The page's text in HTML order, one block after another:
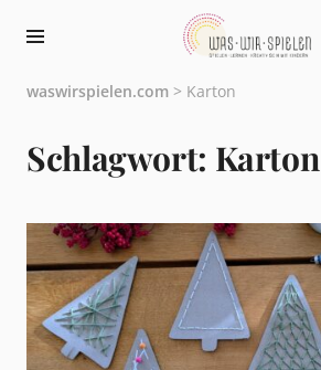
waswirspielen.com > Karton
Schlagwort: Karton